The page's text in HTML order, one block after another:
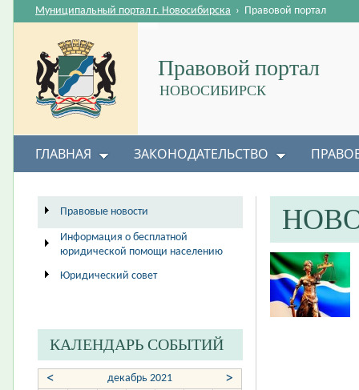
Правовой портал
НОВОСИБИРСК
Муниципальный портал г. Новосибирска › Правовой портал
ГЛАВНАЯ ЗАКОНОДАТЕЛЬСТВО
Правовые новости
Информация о бесплатной
юридической помощи населению
Юридический совет
КАЛЕНДАРЬ СОБЫТИЙ
< декабрь 2021 >